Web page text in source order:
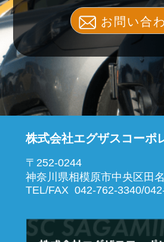
お問い合
株式会社エグザスコーポ
〒252-0244
神奈川県相模原市中央区田
TEL/FAX 042-762-3340/